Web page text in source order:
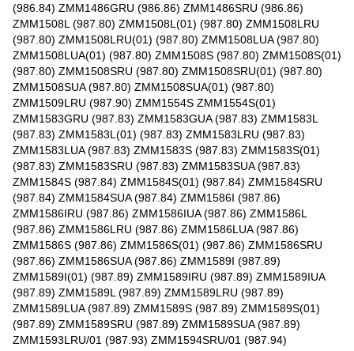
(986.84) ZMM1486GRU (986.86) ZMM1486SRU (986.86)
ZMM1508L (987.80) ZMM1508L(01) (987.80) ZMM1508LRU
(987.80) ZMM1508LRU(01) (987.80) ZMM1508LUA (987.80)
ZMM1508LUA(01) (987.80) ZMM1508S (987.80) ZMM1508S(01)
(987.80) ZMM1508SRU (987.80) ZMM1508SRU(01) (987.80)
ZMM1508SUA (987.80) ZMM1508SUA(01) (987.80)
ZMM1509LRU (987.90) ZMM1554S ZMM1554S(01)
ZMM1583GRU (987.83) ZMM1583GUA (987.83) ZMM1583L
(987.83) ZMM1583L(01) (987.83) ZMM1583LRU (987.83)
ZMM1583LUA (987.83) ZMM1583S (987.83) ZMM1583S(01)
(987.83) ZMM1583SRU (987.83) ZMM1583SUA (987.83)
ZMM1584S (987.84) ZMM1584S(01) (987.84) ZMM1584SRU
(987.84) ZMM1584SUA (987.84) ZMM1586I (987.86)
ZMM1586IRU (987.86) ZMM1586IUA (987.86) ZMM1586L
(987.86) ZMM1586LRU (987.86) ZMM1586LUA (987.86)
ZMM1586S (987.86) ZMM1586S(01) (987.86) ZMM1586SRU
(987.86) ZMM1586SUA (987.86) ZMM1589I (987.89)
ZMM1589I(01) (987.89) ZMM1589IRU (987.89) ZMM1589IUA
(987.89) ZMM1589L (987.89) ZMM1589LRU (987.89)
ZMM1589LUA (987.89) ZMM1589S (987.89) ZMM1589S(01)
(987.89) ZMM1589SRU (987.89) ZMM1589SUA (987.89)
ZMM1593LRU/01 (987.93) ZMM1594SRU/01 (987.94)